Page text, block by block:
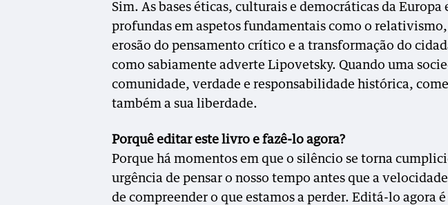
Sim. As bases éticas, culturais e democráticas da Europa
profundas em aspetos fundamentais como o
erosão do pensamento crítico e a transformação do
como sabiamente adverte Lipovetsky. Quando uma
comunidade, verdade e responsabilidade histórica,
também a sua liberdade.
Porquê editar este livro e fazê-lo agora?
Porque há momentos em que o silêncio se torna
urgência de pensar o nosso tempo antes que a
de compreender o que estamos a perder. Editá-lo agora